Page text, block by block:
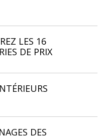
LES 16
DE PRIX
DES